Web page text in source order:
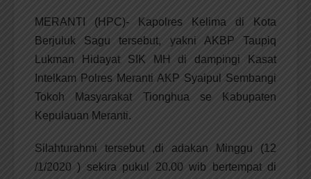
MERANTI (HPC)- Kapolres Kelima di Kota
Berjuluk Sagu tersebut, yakni AKBP Taupiq
Lukman Hidayat SIK MH di dampingi Kasat
Intelkam Polres Meranti AKP Syaipul Sembangi
Tokoh Masyarakat Tionghua se Kabupaten
Kepulauan Meranti.
Silahturahmi tersebut ,di adakan Minggu (12
/1/2020 ) sekira pukul 20.00 wib bertempat di